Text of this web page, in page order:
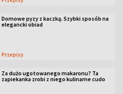
Domowe pyzy z kaczką. Szybki sposób na
elegancki obiad
Przepisy
Za dużo ugotowanego makaronu? Ta
zapiekanka zrobi z niego kulinarne cudo